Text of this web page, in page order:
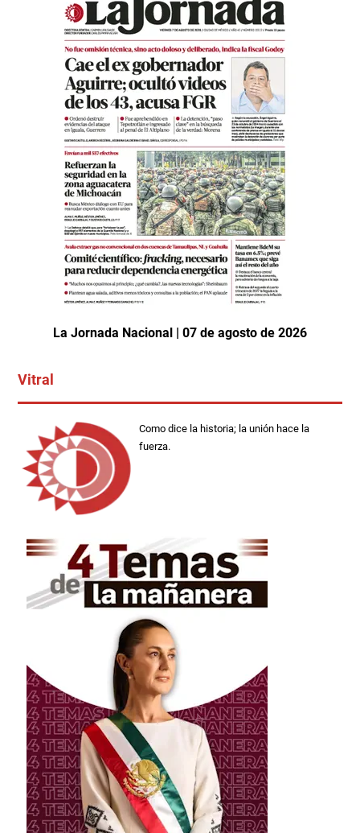
La Jornada Nacional | 07 de agosto de 2026
Vitral
Como dice la historia; la unión hace la
fuerza.